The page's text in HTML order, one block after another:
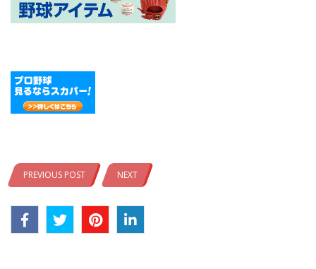
PREVIOUS POST NEXT